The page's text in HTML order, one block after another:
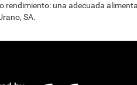
rendimiento: una adecuada
SA.